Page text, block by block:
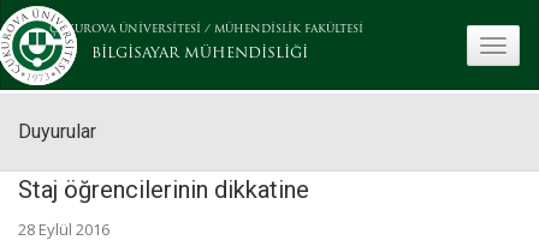
ÇUKUROVA ÜNİVERSİTESİ / MÜHENDİSLİK FAKÜLTESİ
BİLGİSAYAR MÜHENDİSLİĞİ
Duyurular
Staj öğrencilerinin dikkatine
28 Eylül 2016